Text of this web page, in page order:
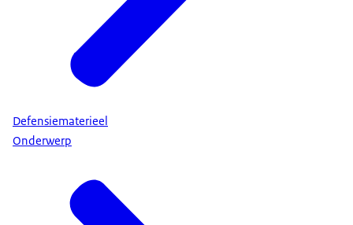
Defensiematerieel
Onderwerp